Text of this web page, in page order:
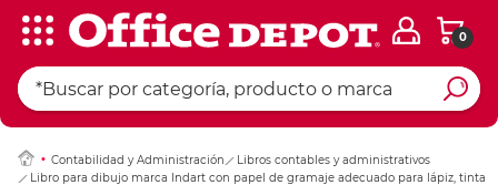
0
Contabilidad y Administración
Libros contables y administrativos
Libro para dibujo marca Indart con papel de gramaje adecuado para lápiz, tinta
Ingresar Codigo